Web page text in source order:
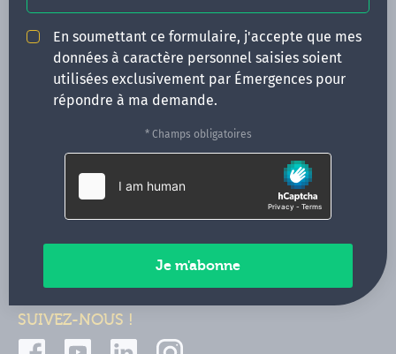
En soumettant ce formulaire, j'accepte que mes
données à caractère personnel saisies soient
utilisées exclusivement par Émergences pour
répondre à ma demande.
* Champs obligatoires
INFOS PRATIQUES
Qui sommes-nous ?
CONTACT
35000 Rennes
02 99 05 25 47
Contactez-nous
Paiements sécurisés
SUIVEZ-NOUS !